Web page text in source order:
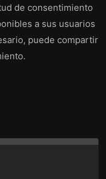
de consentimiento
a sus usuarios
puede compartir